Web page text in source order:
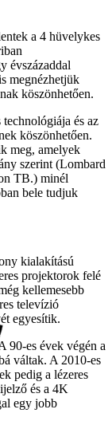
a 4 hüvelykes
évszázaddal
megnézhetjük
köszönhetően.
és az
köszönhetően.
meg, amelyek
szerint (Lombard
TB.) minél
bele tudjuk
kialakítású
projektorok felé
kellemesebb
televízió
egyesítik.
90-es évek végén a
váltak. A 2010-es
pedig a lézeres
és a 4K
egy jobb